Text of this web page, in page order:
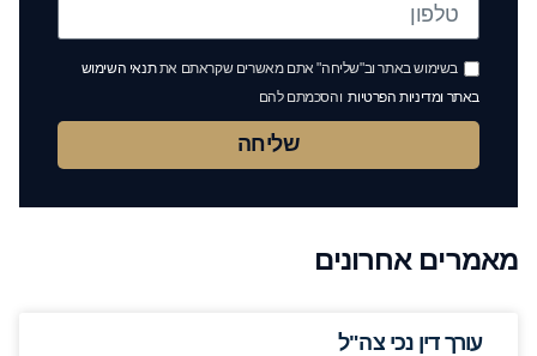
בשימוש באתר וב"שליחה" אתם מאשרים שקראתם אתתנאי השימוש
באתר ומדיניות הפרטיות והסכמתם להם
שליחה
מאמרים אחרונים
עורך דין נכי צה"ל